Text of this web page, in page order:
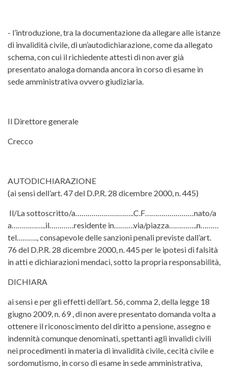
- l’introduzione, tra la documentazione da allegare alle istanze
di invalidità civile, di un’autodichiarazione, come da allegato
schema, con cui il richiedente attesti di non aver già
presentato analoga domanda ancora in corso di esame in
sede amministrativa ovvero giudiziaria.
Il Direttore generale
Crecco
AUTODICHIARAZIONE
(ai sensi dell’art. 47 del D.P.R. 28 dicembre 2000, n. 445)
Il/La sottoscritto/a………………………..C.F……………………nato/a
a……………..il…………residente in……….via/piazza…………..n………
tel………., consapevole delle sanzioni penali previste dall’art.
76 del D.P.R. 28 dicembre 2000, n. 445 per le ipotesi di falsità
in atti e dichiarazioni mendaci, sotto la propria responsabilità,
DICHIARA
ai sensi e per gli effetti dell’art. 56, comma 2, della legge 18
giugno 2009, n. 69 , di non avere presentato domanda volta a
ottenere il riconoscimento del diritto a pensione, assegno e
indennità comunque denominati, spettanti agli invalidi civili
nei procedimenti in materia di invalidità civile, cecità civile e
sordomutismo, in corso di esame in sede amministrativa,